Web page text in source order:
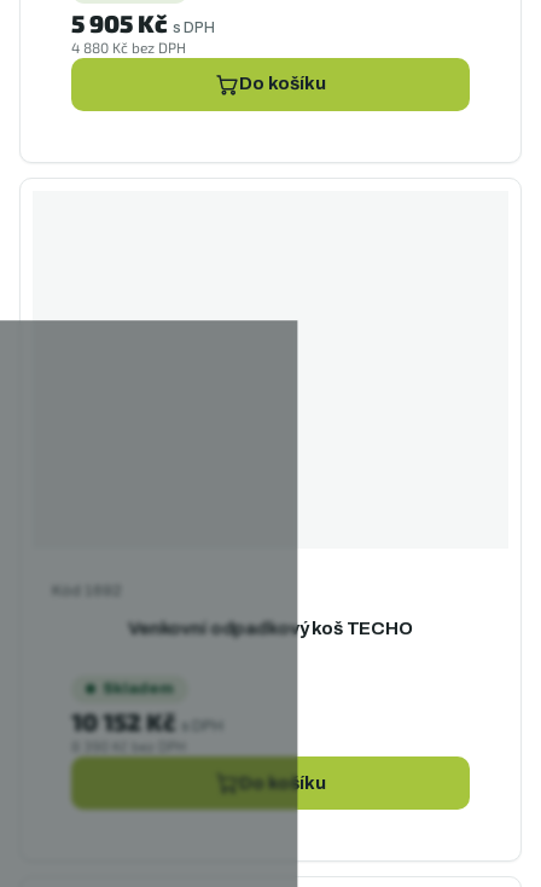
4 880 Kč bez DPH
5 905 Kč s DPH
Do košíku
Venkovní odpadkový koš TECHO
Skladem
10 152 Kč
Do košíku